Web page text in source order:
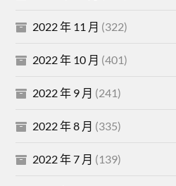
2022 年 11 月 (322)
2022 年 10 月 (401)
2022 年 9 月 (241)
2022 年 8 月 (335)
2022 年 7 月 (139)